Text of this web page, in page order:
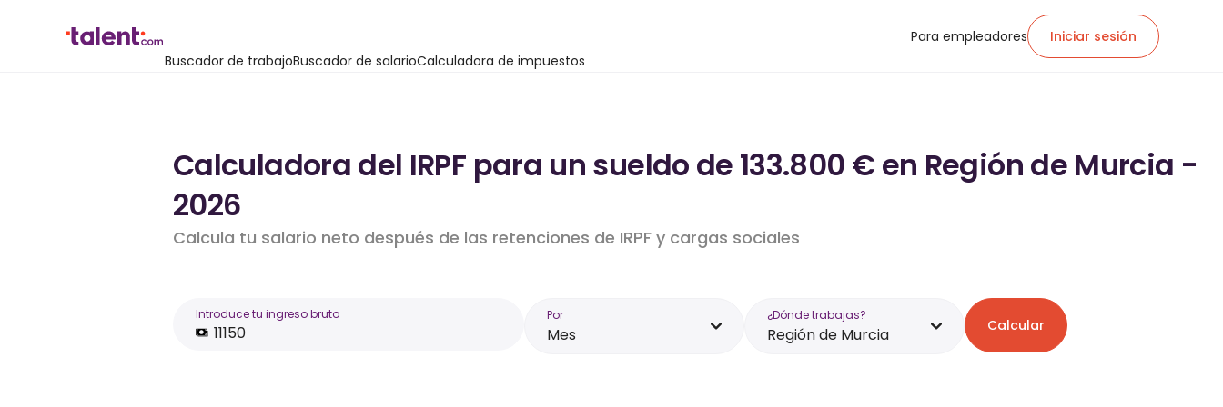
Buscador de trabajoBuscador de salarioCalculadora de impuestos
Para empleadores Iniciar sesión
Calculadora del IRPF para un sueldo de 133.800 € en Región de Murcia -
2026
Calcula tu salario neto después de las retenciones de IRPF y cargas sociales
Introduce tu ingreso bruto Por
Mes
¿Dónde trabajas?
Región de Murcia Calcular